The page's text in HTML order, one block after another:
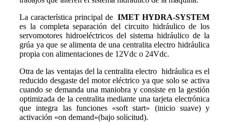
La característica principal deIMET HYDRA-SYSTEM
es la completa separación del circuito hidráulico de los
servomotores hidroeléctricos del sistema hidráulico de la
grúa ya que se alimenta de una centralita electro hidráulica
propia con alimentaciones de 12Vdc o 24Vdc.
Otra de las ventajas del la centralita electro hidráulica es el
reducido desgaste del motor eléctrico ya que solo se activa
cuando se demanda una maniobra y consiste en la gestión
optimizada de la centralita mediante una tarjeta electrónica
que integra las funciones «soft start» (inicio suave) y
activación «on demand»(bajo solicitud).